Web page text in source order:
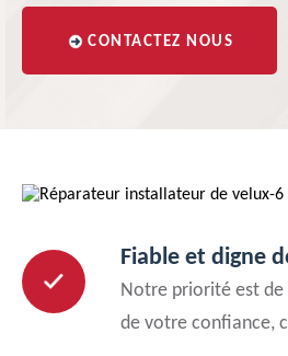
CONTACTEZ NOUS
Fiable et digne
Notre priorité est de
de votre confiance,